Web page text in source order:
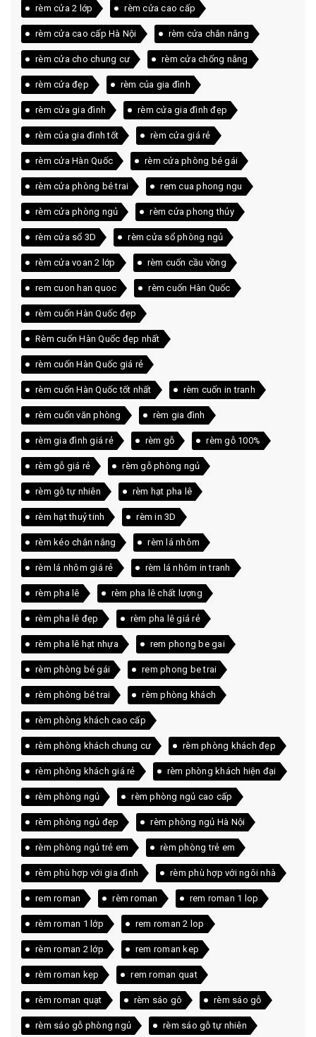
rèm cửa 2 lớp rèm cửa cao cấp
rèm cửa cao cấp Hà Nội rèm cửa chắn nắng
rèm cửa cho chung cư rèm cửa chống nắng
rèm cửa đẹp rèm của gia đình
rèm cửa gia đình rèm cửa gia đình đẹp
rèm của gia đình tốt rèm cửa giá rẻ
rèm cửa Hàn Quốc rèm cửa phòng bé gái
rèm cửa phòng bé trai rem cua phong ngu
rèm cửa phòng ngủ rèm cửa phong thủy
rèm cửa sổ 3D rèm cửa sổ phòng ngủ
rèm cửa voan 2 lớp rèm cuốn cầu vồng
rem cuon han quoc rèm cuốn Hàn Quốc
rèm cuốn Hàn Quốc đẹp
Rèm cuốn Hàn Quốc đẹp nhất
rèm cuốn Hàn Quốc giá rẻ
rèm cuốn Hàn Quốc tốt nhất rèm cuốn in tranh
rèm cuốn văn phòng rèm gia đình
rèm gia đình giá rẻ rèm gỗ rèm gỗ 100%
rèm gỗ giá rẻ rèm gỗ phòng ngủ
rèm gỗ tự nhiên rèm hạt pha lê
rèm hạt thuỷ tinh rèm in 3D
rèm kéo chắn nắng rèm lá nhôm
rèm lá nhôm giá rẻ rèm lá nhôm in tranh
rèm pha lê rèm pha lê chất lượng
rèm pha lê đẹp rèm pha lê giá rẻ
rèm pha lê hạt nhựa rem phong be gai
rèm phòng bé gái rem phong be trai
rèm phòng bé trai rèm phòng khách
rèm phòng khách cao cấp
rèm phòng khách chung cư rèm phòng khách đẹp
rèm phòng khách giá rẻ rèm phòng khách hiện đại
rèm phòng ngủ rèm phòng ngủ cao cấp
rèm phòng ngủ đẹp rèm phòng ngủ Hà Nội
rèm phòng ngủ trẻ em rèm phòng trẻ em
rèm phù hợp với gia đình rèm phù hợp với ngôi nhà
rem roman rèm roman rem roman 1 lop
rèm roman 1 lớp rem roman 2 lop
rèm roman 2 lớp rem roman kep
rèm roman kẹp rem roman quat
rèm roman quạt rèm sáo gô rèm sáo gỗ
rèm sáo gỗ phòng ngủ rèm sáo gỗ tự nhiên